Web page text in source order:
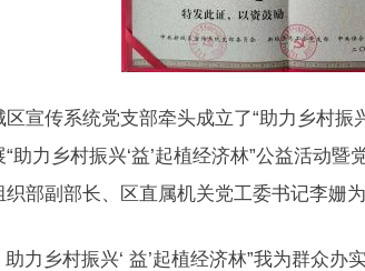
宣传系统党支部牵头成立了“助力乡村振
助力乡村振兴‘益’起植经济林”公益活动
部副部长、区直属机关党工委书记李姗
力乡村振兴‘ 益’起植经济林”我为群众